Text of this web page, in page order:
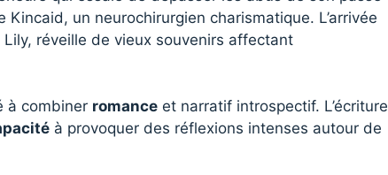
un neurochirurgien charismatique. L’arrivée
réveille de vieux souvenirs affectant
à combiner romance et narratif introspectif. L’écriture
à provoquer des réflexions intenses autour de